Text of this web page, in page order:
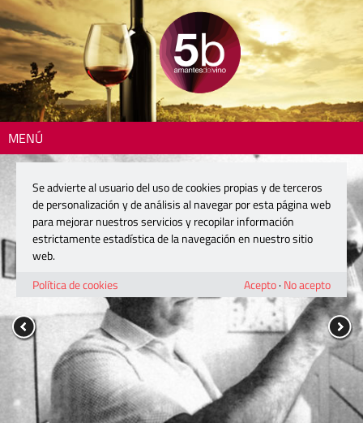
MENÚ
Se advierte al usuario del uso de cookies propias y de terceros
de personalización y de análisis al navegar por esta página web
para mejorar nuestros servicios y recopilar información
estrictamente estadística de la navegación en nuestro sitio
web.
Política de cookies
Acepto· No acepto